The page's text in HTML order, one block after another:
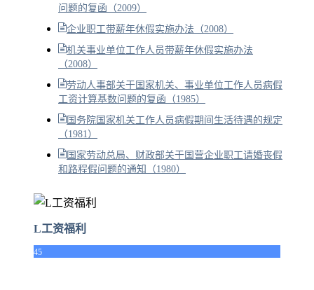
问题的复函（2009）
企业职工带薪年休假实施办法（2008）
机关事业单位工作人员带薪年休假实施办法
（2008）
劳动人事部关于国家机关、事业单位工作人员病假
工资计算基数问题的复函（1985）
国务院国家机关工作人员病假期间生活待遇的规定
（1981）
国家劳动总局、财政部关于国营企业职工请婚丧假
和路程假问题的通知（1980）
L工资福利
45